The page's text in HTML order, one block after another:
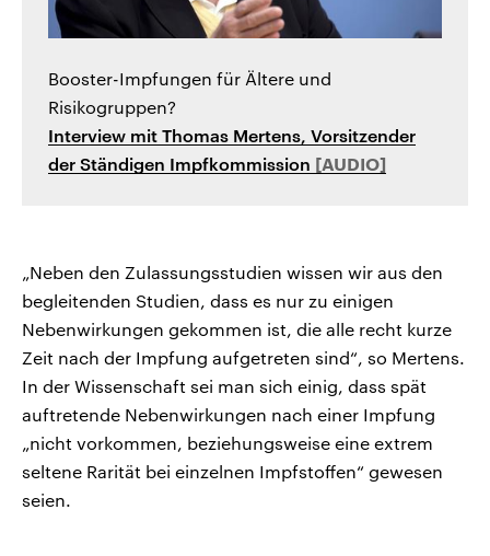
Booster-Impfungen für Ältere und
Risikogruppen?
Interview mit Thomas Mertens, Vorsitzender
der Ständigen Impfkommission
„Neben den Zulassungsstudien wissen wir aus den
begleitenden Studien, dass es nur zu einigen
Nebenwirkungen gekommen ist, die alle recht kurze
Zeit nach der Impfung aufgetreten sind“, so Mertens.
In der Wissenschaft sei man sich einig, dass spät
auftretende Nebenwirkungen nach einer Impfung
„nicht vorkommen, beziehungsweise eine extrem
seltene Rarität bei einzelnen Impfstoffen“ gewesen
seien.